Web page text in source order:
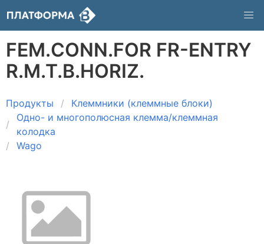
FEM.CONN.FOR FR-ENTRY
R.M.T.B.HORIZ.
Продукты
Клеммники (клеммные блоки)
Одно- и многополюсная клемма/клеммная
колодка
Wago